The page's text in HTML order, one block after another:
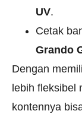
UV.
Cetak
Grando
Dengan
lebih fleksibel
kontennya